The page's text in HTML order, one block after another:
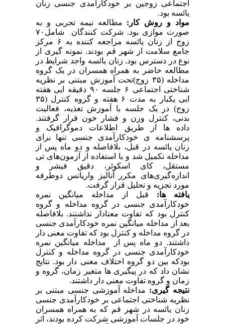
اجتماعی زوجین بر خودکارآمدی جنسی زنان
یائسه بود.
مواد و روش کار: مطالعه نیمه تجربی و به
صورت موازی بود. شرکت کنندگان شامل۷۰
زوج از زنان یائسه مراجعه کننده به ۶ مرکز
جامع سلامت از شهر قم بودند. نمونه گیری از
نوع در دسترس بود. زنان یائسه واجد شرایط در
مطالعه حاضر به همراه همسران در یک گروه
مداخله (۳۵ زوج)تحت آموزش مبتنی بر نظریه
شناختی اجتماعی ۶ جلسه ۹۰ دقیقه ایی هفته
ایی یکبار به مدت ۶ هفته و گروه کنترل (۳۵
زوج) در یک جلسه با آموزش تغذیه، فعالیت
بدنی، کنترل وزن و فشار خون قرار گرفتند.
داده ها از طریق اطلاعات دموگرافیک و
پرسشنامه ی خودکارآمدی جنسی تنها برای
زنان یائسه در قبل، بلافاصله و دو ماه پس از
مداخله تکمیل شد و با استفاده از آزمون‌های تی
مستقل، کای اسکوئر، دقیق فیشر و
اندازه‌گیری‌های مکرر آنالیز واریانس دوطرفه
مورد تجزیه و تحلیل قرار گرفت.
یافته ها: قبل از مداخله میانگین نمره
خودکارآمدی جنسی در گروه مداخله و گروه
کنترل بود که تفاوت معنادار نداشتند. بلافاصله
بعد از مداخله میانگین نمره خودکارآمدی جنسی
در گروه مداخله و کنترل بود که تفاوت معنی دار
داشتند. دو ماه پس از مداخله میانگین نمره
خودکارآمدی جنسی در گروه مداخله و کنترل
بودکه بین دو گروه اختلاف معنی دار بود. نتایج
نشان داد که در پیگیری ها متغیر زمان، گروه و
زمان و گروه تفاوت معنی دار داشتند.
نتیجه گیری: مداخله آموزشی جنسی مبتنی بر
نظریه شناختی اجتماعی بر خودکارآمدی جنسی
زنان یائسه در شهر قم که به همراه همسران
خود در جلسات آموزشی شرکت کرده بودند، اثر